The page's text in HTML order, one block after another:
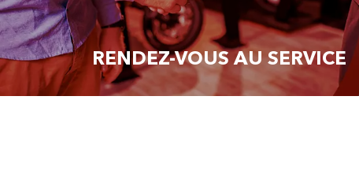
RENDEZ-VOUS AU SERVICE